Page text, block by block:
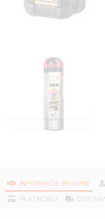
INFORMACJE PRAWNE
PŁATNOŚCI